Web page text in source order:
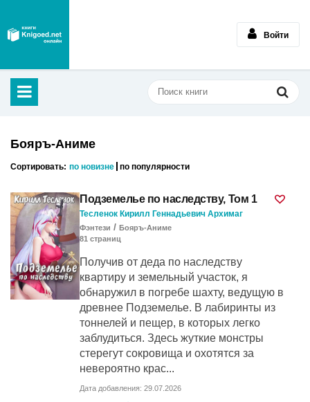
Войти
Бояръ-Аниме
Сортировать: по новизне по популярности
Подземелье по наследству, Том 1
Тесленок Кирилл Геннадьевич Архимаг
Фэнтези / Бояръ-Аниме
81 cтраниц
Получив от деда по наследству
квартиру и земельный участок, я
обнаружил в погребе шахту, ведущую в
древнее Подземелье. В лабиринты из
тоннелей и пещер, в которых легко
заблудиться. Здесь жуткие монстры
стерегут сокровища и охотятся за
невероятно крас...
Дата добавления: 29.07.2026